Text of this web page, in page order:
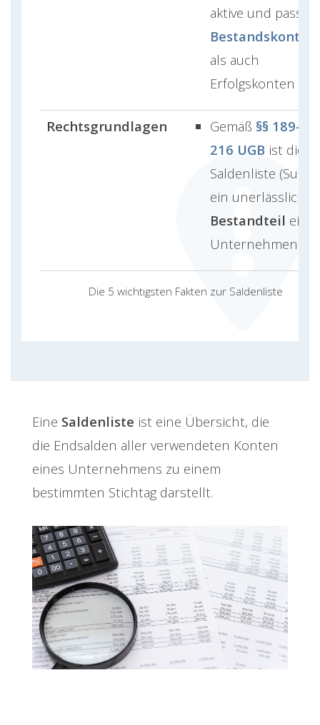
Die 5 wichtigsten Fakten zur Saldenliste
aktive und passive
Bestandskonten
als auch
Erfolgskonten
Rechtsgrundlagen Gemäß §§ 189–
216 UGB ist die
Saldenliste (SuSa)
ein unerlässlicher
Bestandteil
Unternehmens
Eine Saldenliste ist eine Übersicht, die
die Endsalden aller verwendeten Konten
eines Unternehmens zu einem
bestimmten Stichtag darstellt.